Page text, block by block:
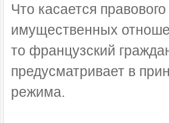
Что касается
имущественных
то французский
предусматривает в
режима.